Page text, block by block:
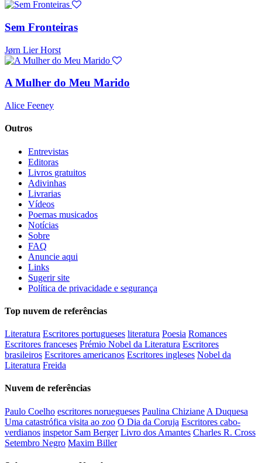
Sem Fronteiras
Jørn Lier Horst
A Mulher do Meu Marido
Alice Feeney
Outros
Entrevistas
Editoras
Livros gratuitos
Adivinhas
Livrarias
Vídeos
Poemas musicados
Notícias
Sobre
FAQ
Anuncie aqui
Links
Sugerir site
Política de privacidade e segurança
Top nuvem de referências
Literatura Escritores portugueses literatura Poesia Romances
Escritores franceses Prémio Nobel da Literatura Escritores
brasileiros Escritores americanos Escritores ingleses Nobel da
Literatura Freida
Nuvem de referências
Paulo Coelho escritores noruegueses Paulina Chiziane A Duquesa
Uma catastrófica visita ao zoo O Dia da Coruja Escritores cabo-
verdianos inspetor Sam Berger Livro dos Amantes Charles R. Cross
Setembro Negro Maxim Biller